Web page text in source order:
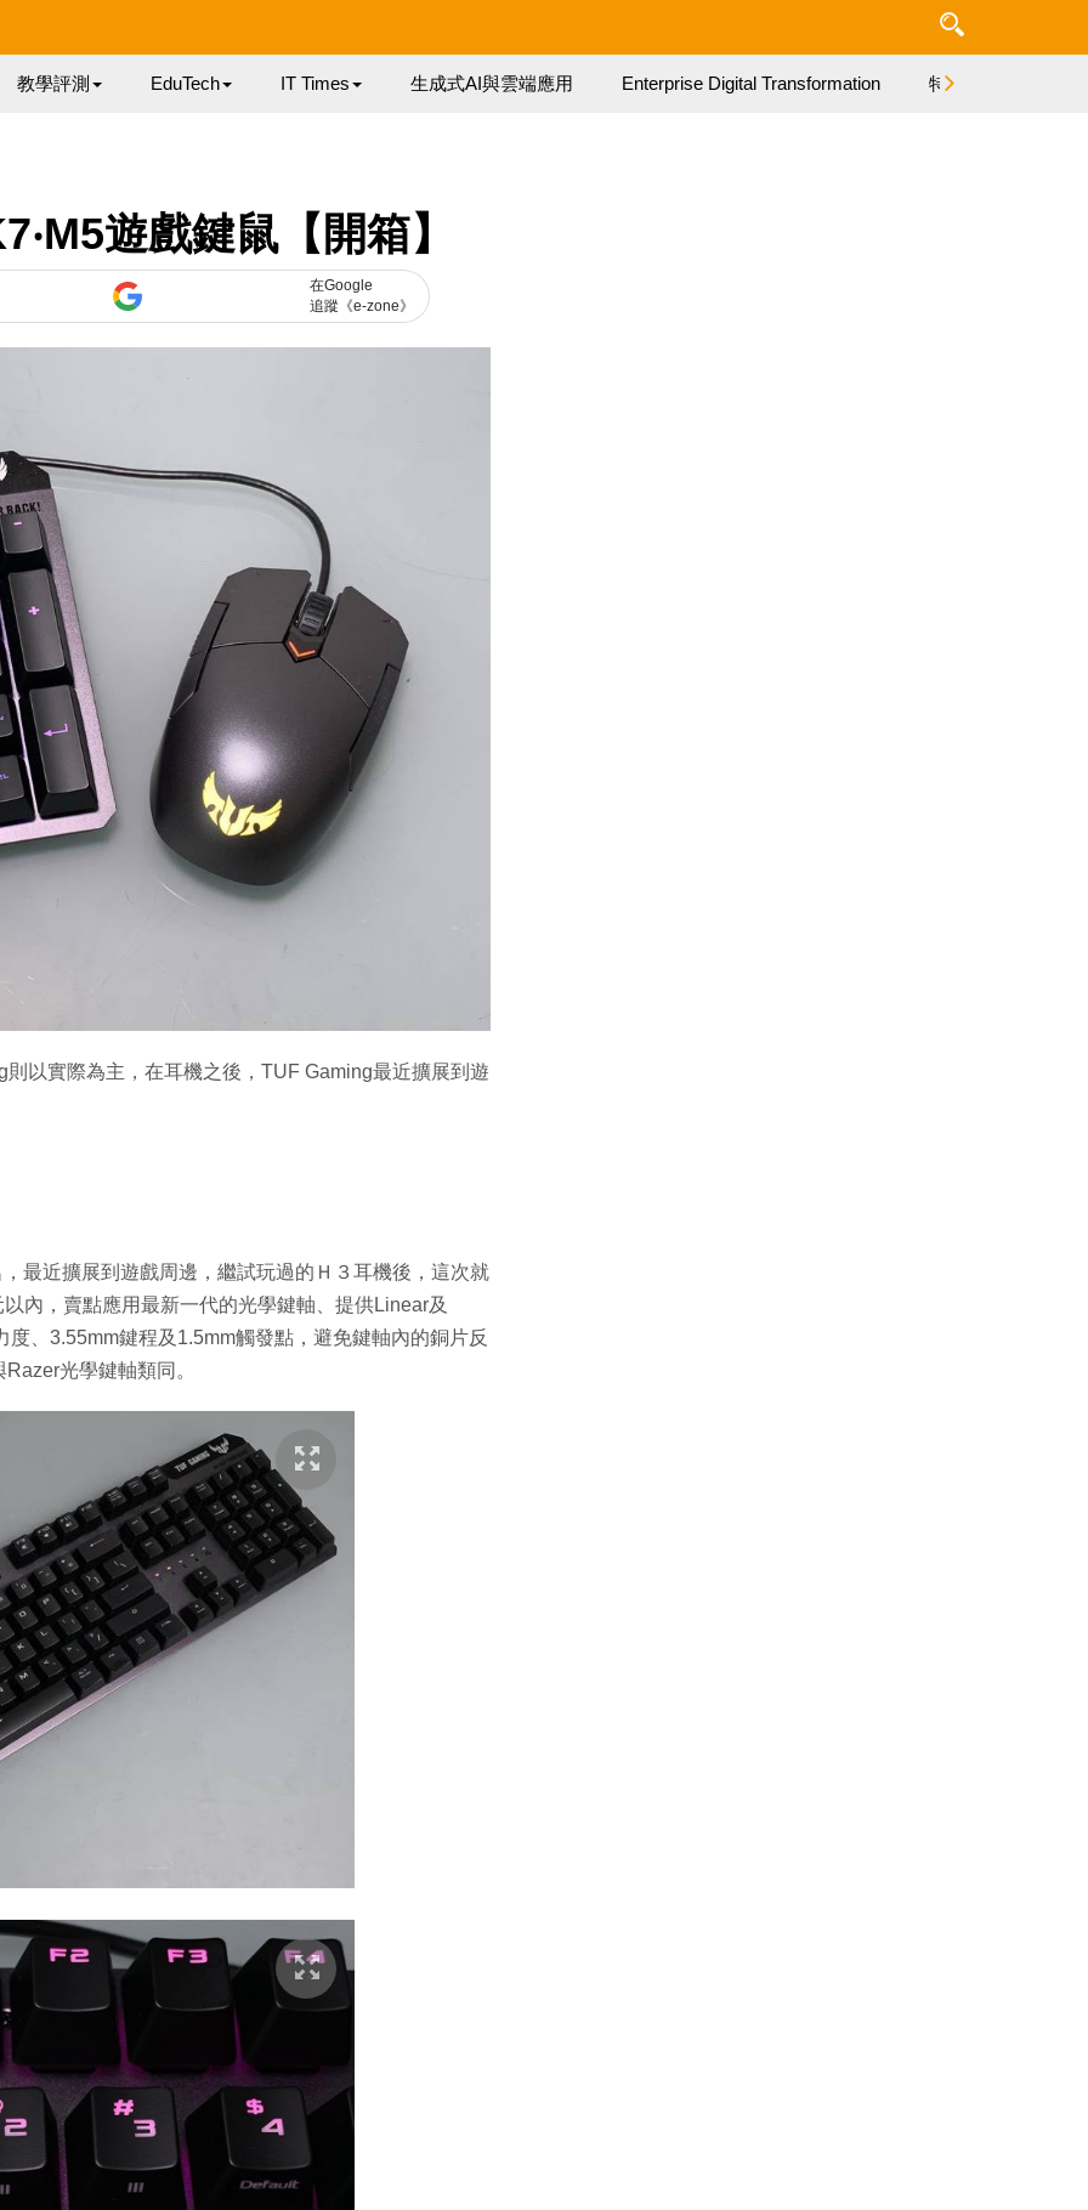
教學評測 EduTech IT Times 生成式AI與雲端應用 Enterprise Digital Transformation 特集
遊戲鍵鼠【開箱】
在Google
追蹤《e-zone》
以實際為主，在耳機之後，TUF Gaming最近擴展到遊
最近擴展到遊戲周邊，繼試玩過的Ｈ３耳機後，這次就
內，賣點應用最新一代的光學鍵軸、提供Linear及
、3.55mm鍵程及1.5mm觸發點，避免鍵軸內的銅片反
光學鍵軸類同。